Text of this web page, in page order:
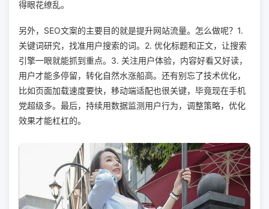
得眼花缭乱。
另外，SEO文案的主要目的就是提升网站流量。怎么做呢？1.
关键词研究，找准用户搜索的词。2. 优化标题和正文，让搜索
引擎一眼就能抓到重点。3. 关注用户体验，内容好看又好读，
用户才能多停留，转化自然水涨船高。还有别忘了技术优化，
比如页面加载速度要快，移动端适配也很关键，毕竟现在手机
党超级多。最后，持续用数据监测用户行为，调整策略，优化
效果才能杠杠的。